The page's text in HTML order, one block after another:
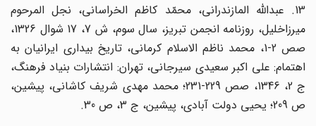
13. عبدالله المازندرانی، محمّد کاظم الخراسانی، نجل المرحوم
میرزاخلیل، روزنامه انجمن تبریز، سال سوم، ش 7، 17 شوال 1326،
صص 2-1، محمد ناظم الاسلام کرمانی، تاریخ بیداری ایرانیان به
اهتمام: علی اکبر سعیدی سیرجانی، تهران: انتشارات بنیاد فرهنگ،
ج 2، 1346، صص 229-231؛ محمد مهدی شریف کاشانی، پیشین،
ص 209؛ یحیی دولت آبادی، پیشین، ج 3، ص 30.